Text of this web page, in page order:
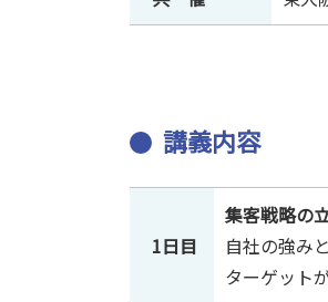
講義内容
1日目
集客戦略の
自社の強み
ターゲット